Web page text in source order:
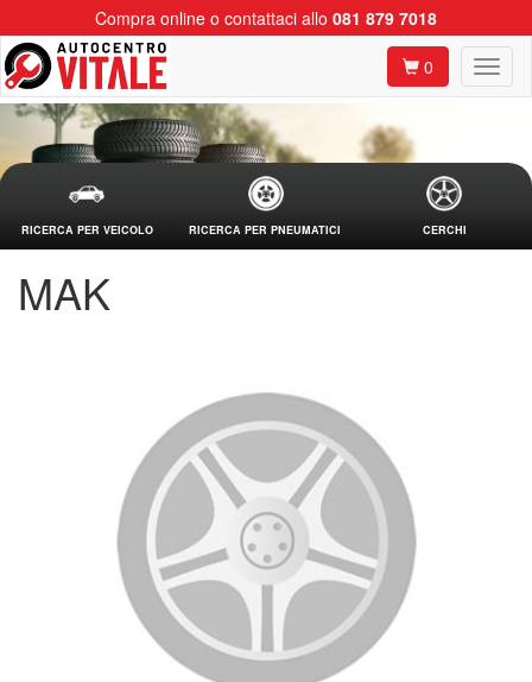
Compra online o contattaci allo 081 879 7018
0
RICERCA PER VEICOLO RICERCA PER PNEUMATICI CERCHI
MAK